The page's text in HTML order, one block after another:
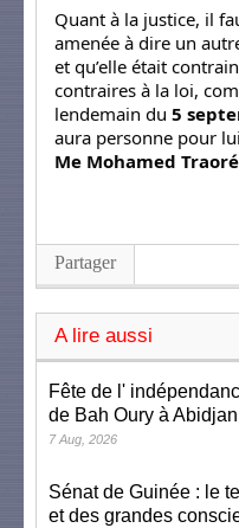
Quant à la justice, il
amenée à dire un
et qu’elle était
contraires à la loi,
lendemain du 5
aura personne pour
Me Mohamed Traoré
Partager
A lire aussi
Fête de l'
de Bah Oury à Abidjan
7 Aug, 2026
Sénat de Guinée : le
et des grandes